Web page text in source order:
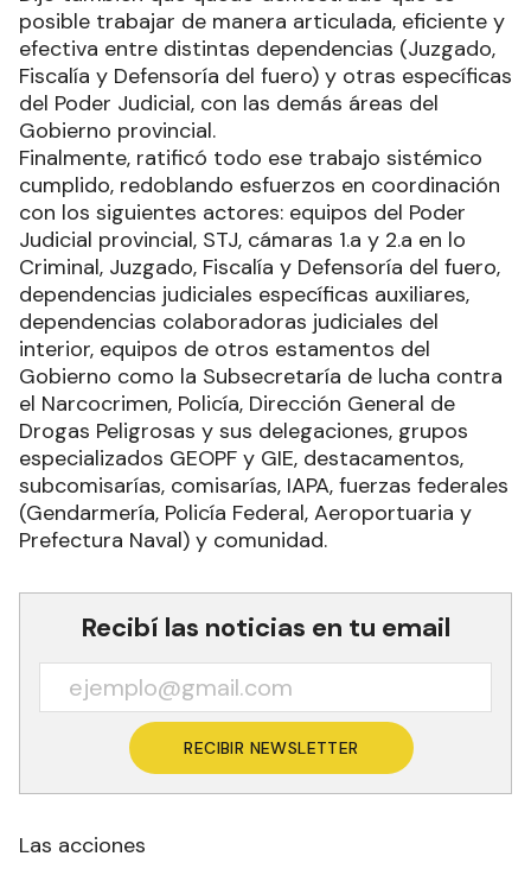
posible trabajar de manera articulada, eficiente y
efectiva entre distintas dependencias (Juzgado,
Fiscalía y Defensoría del fuero) y otras específicas
del Poder Judicial, con las demás áreas del
Gobierno provincial.
Finalmente, ratificó todo ese trabajo sistémico
cumplido, redoblando esfuerzos en coordinación
con los siguientes actores: equipos del Poder
Judicial provincial, STJ, cámaras 1.a y 2.a en lo
Criminal, Juzgado, Fiscalía y Defensoría del fuero,
dependencias judiciales específicas auxiliares,
dependencias colaboradoras judiciales del
interior, equipos de otros estamentos del
Gobierno como la Subsecretaría de lucha contra
el Narcocrimen, Policía, Dirección General de
Drogas Peligrosas y sus delegaciones, grupos
especializados GEOPF y GIE, destacamentos,
subcomisarías, comisarías, IAPA, fuerzas federales
(Gendarmería, Policía Federal, Aeroportuaria y
Prefectura Naval) y comunidad.
Recibí las noticias en tu email
RECIBIR NEWSLETTER
Las acciones